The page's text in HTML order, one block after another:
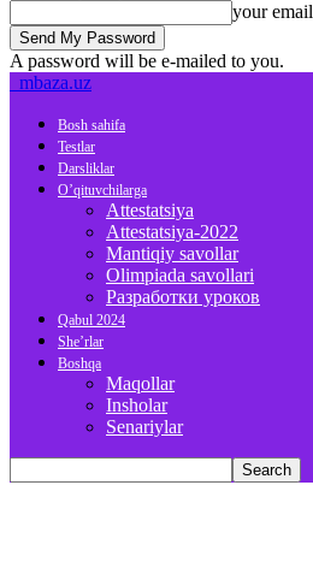
your email
A password will be e-mailed to you.
mbaza.uz
Bosh sahifa
Testlar
Darsliklar
O’qituvchilarga
Attestatsiya
Attestatsiya-2022
Mantiqiy savollar
Olimpiada savollari
Разработки уроков
Qabul 2024
She’rlar
Boshqa
Maqollar
Insholar
Senariylar